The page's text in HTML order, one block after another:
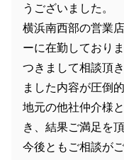
うございました。
横浜南西部の営業
ーに在勤しており
つきまして相談頂
ました内容が圧倒
地元の他社仲介様
き、結果ご満足を
今後ともご相談が